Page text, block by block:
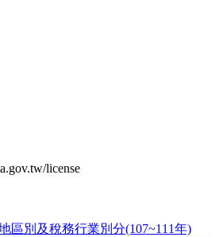
license
區別及稅務行業別分(107~111年)